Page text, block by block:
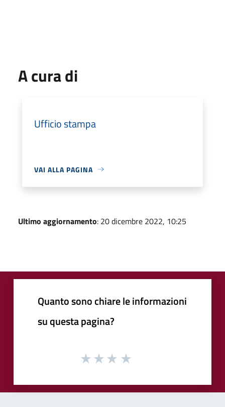
A cura di
Ufficio stampa
VAI ALLA PAGINA
Ultimo aggiornamento: 20 dicembre 2022, 10:25
Quanto sono chiare le informazioni
su questa pagina?